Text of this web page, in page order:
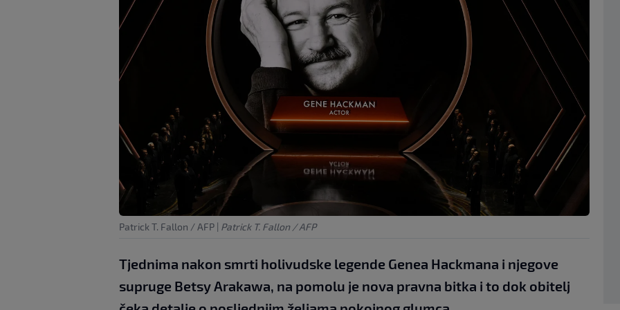
Patrick T. Fallon / AFP | Patrick T. Fallon / AFP
Tjednima nakon smrti holivudske legende Genea Hackmana i njegove
supruge Betsy Arakawa, na pomolu je nova pravna bitka i to dok obitelj